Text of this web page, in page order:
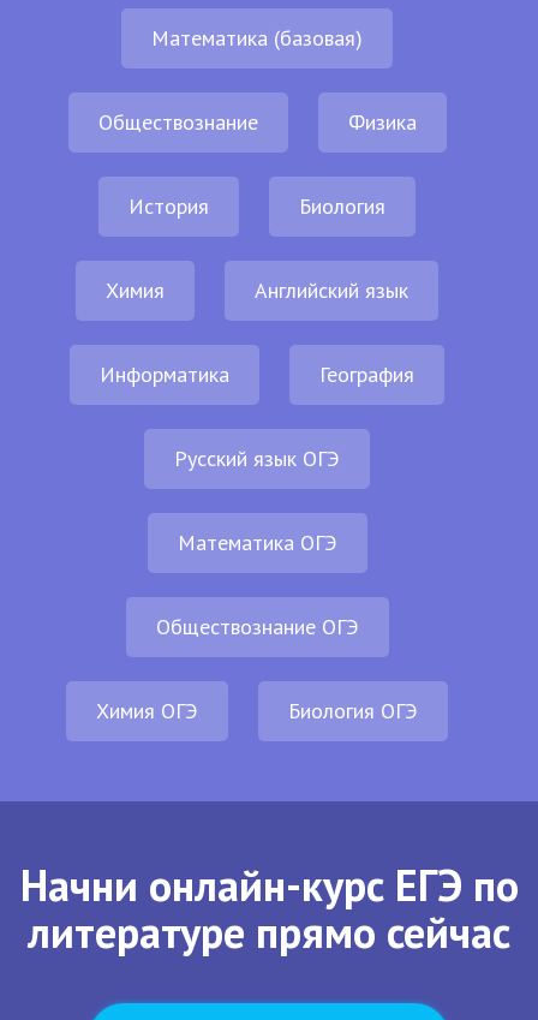
Математика (базовая)
Обществознание Физика
История Биология
Химия Английский язык
Информатика География
Русский язык ОГЭ
Математика ОГЭ
Обществознание ОГЭ
Химия ОГЭ Биология ОГЭ
Начни онлайн-курс ЕГЭ по
литературе прямо сейчас